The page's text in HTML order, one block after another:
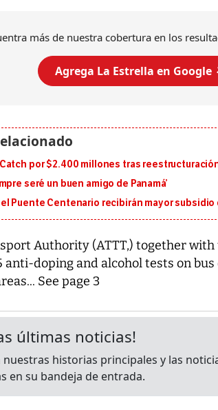
más de nuestra cobertura en los
Agrega La Estrella en Google
por $2.400 millones tras
seré un buen amigo de Panamá’
el Puente Centenario recibirán mayor
Authority (ATTT,) together
anti-doping and alcohol tests on
See page 3
al sur